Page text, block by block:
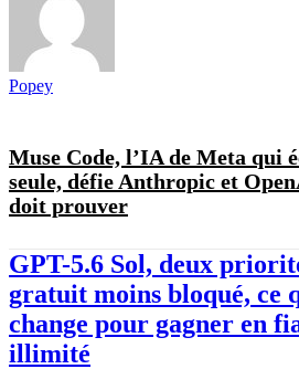
Popey
Muse Code, l’IA de Meta qui
seule, défie Anthropic et
doit prouver
GPT-5.6 Sol, deux
gratuit moins bloqué, ce
change pour gagner en
illimité